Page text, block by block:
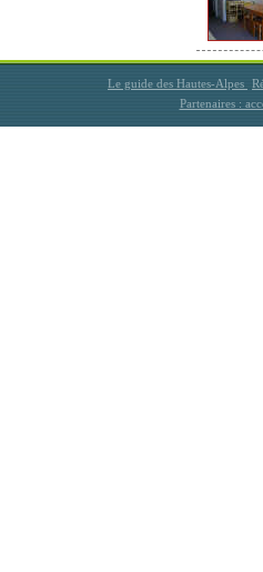
Le guide des Hautes-Alpes
Partenaires :